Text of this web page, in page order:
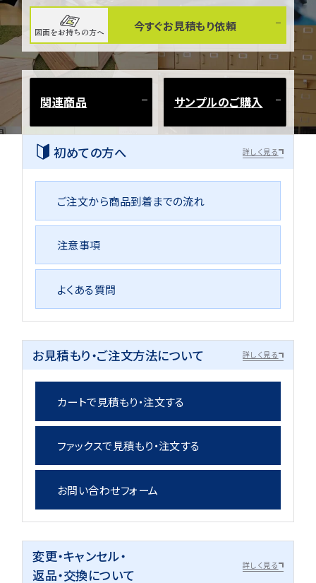
図面をお持ちの方へ 今すぐお見積もり依頼
関連商品 サンプルのご購入
初めての方へ 詳しく見る
ご注文から商品到着までの流れ
注意事項
よくある質問
お見積もり・ご注文方法について 詳しく見る
カートで見積もり・注文する
ファックスで見積もり・注文する
お問い合わせフォーム
変更・キャンセル・
返品・交換について
詳しく見る